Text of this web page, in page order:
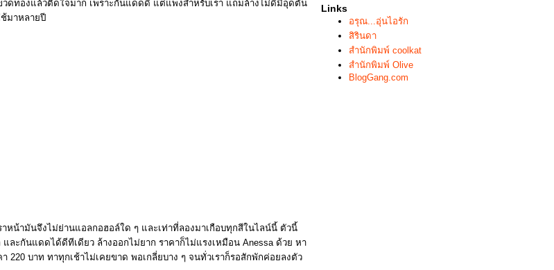
ดทองแล้วติดใจมาก เพราะกันแดดดี แต่แพงสำหรับเรา แถมล้างไม่ดีมีอุดตัน
มาหลายปี
าหน้ามันจึงไม่ย่านแอลกอฮอล์ใด ๆ และเท่าที่ลองมาเกือบทุกสีในไลน์นี้ ตัวนี้
และกันแดดได้ดีทีเดียว ล้างออกไม่ยาก ราคาก็ไม่แรงเหมือน Anessa ด้วย หา
220 บาท ทาทุกเช้าไม่เคยขาด พอเกลี่ยบาง ๆ จนทั่วเราก็รอสักพักค่อยลงตัว
Links
อรุณ...อุ่นไอรัก
สิรินดา
สำนักพิมพ์ coolkat
สำนักพิมพ์ Olive
BlogGang.com